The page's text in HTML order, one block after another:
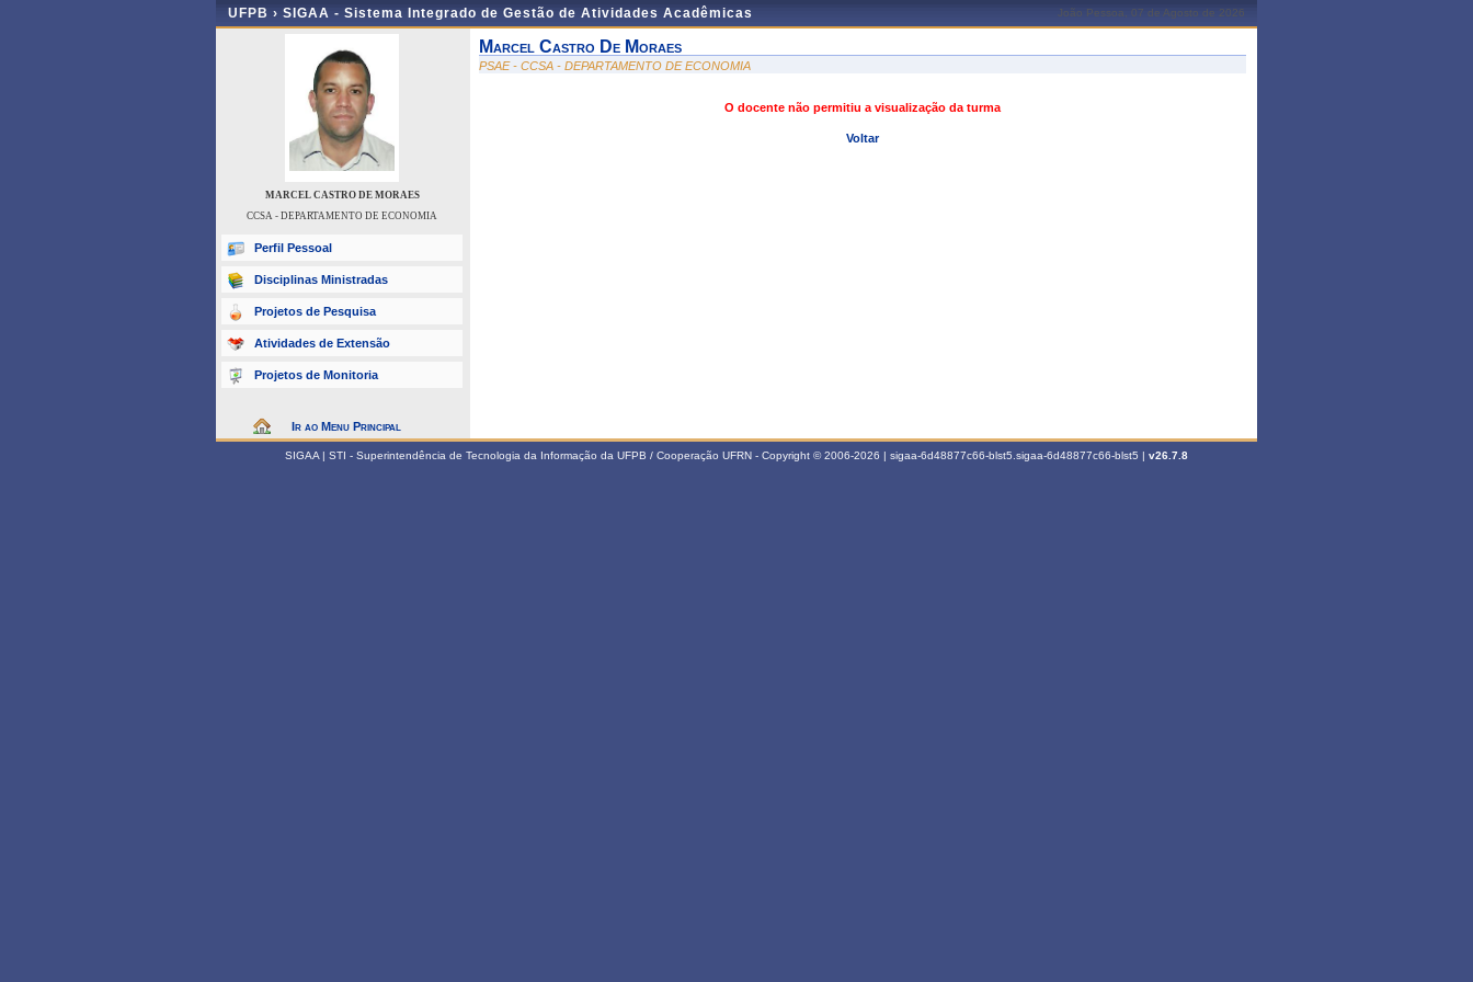
UFPB › SIGAA - Sistema Integrado de Gestão de Atividades Acadêmicas João Pessoa, 07 de Agosto de 2026
MARCEL CASTRO DE MORAES
CCSA - DEPARTAMENTO DE ECONOMIA
Perfil Pessoal
Disciplinas Ministradas
Projetos de Pesquisa
Atividades de Extensão
Projetos de Monitoria
Ir ao Menu Principal
Marcel Castro De Moraes
PSAE - CCSA - DEPARTAMENTO DE ECONOMIA
O docente não permitiu a visualização da turma
Voltar
SIGAA | STI - Superintendência de Tecnologia da Informação da UFPB / Cooperação UFRN - Copyright © 2006-2026 | sigaa-6d48877c66-blst5.sigaa-6d48877c66-blst5 | v26.7.8